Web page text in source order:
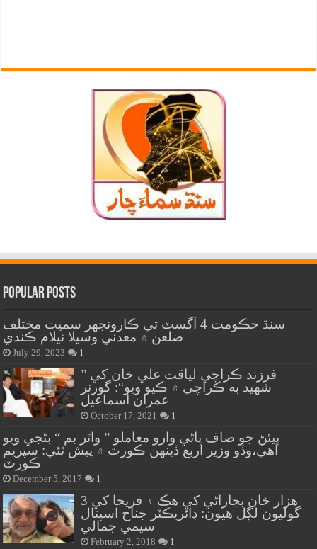
Popular Posts
سنڌ حڪومت 4 آگسٽ تي ڪارونجهر سميت مختلف
ضلعن ۾ معدني وسيلا نيلام ڪندي
July 29, 2023 1
” فرزند ڪراچي لياقت علي خان کي
شهيد به ڪراچي ۾ ڪيو ويو“: گورنر
عمران اسماعيل
October 17, 2021 1
پيئڻ جو صاف پاڻي وارو معاملو ” واٽر بم “ بڻجي ويو
آهي،وڏو وزير اربع ڏينهن ڪورٽ ۾ پيش ٿئي: سپريم
ڪورٽ
December 5, 2017 1
هزار خان بجاراڻي کي هڪ ۽ فريحا کي 3
گوليون لڳل هيون: ڊائريڪٽر جناح اسپتال
سيمي جمالي
February 2, 2018 1